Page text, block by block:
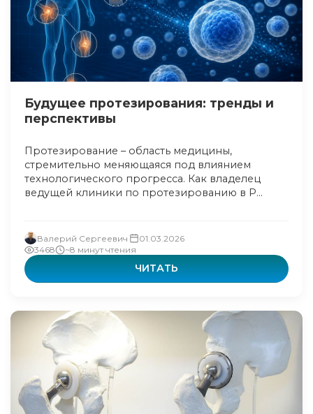
Будущее протезирования: тренды и
перспективы
Протезирование – область медицины,
стремительно меняющаяся под влиянием
технологического прогресса. Как владелец
ведущей клиники по протезированию в Р...
Валерий Сергеевич
01.03.2026
3468
~8 минут чтения
ЧИТАТЬ